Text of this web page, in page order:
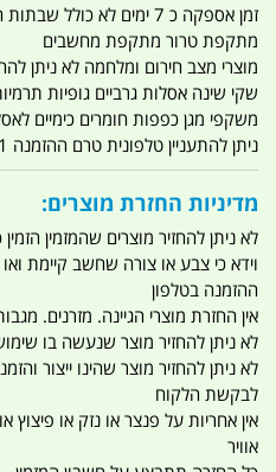
זמן אספקה כ 7 ימים לא
מתקפת טרור מתקפת מחשבים
מוצרי מצב חירום ומלחמה לא ניתן
שקי שינה אסלות גרביים גופיות
משקפי מגן כפפות חומרים כימיים
ניתן להתעניין טלפונית טרם ההזמנה 0523214741
מדיניות החזרת מוצרים:
לא ניתן להחזיר מוצרים שהמזמין
וידא כי צבע או צורה שחשב קיימת
ההזמנה בטלפון
אין החזרת מוצרי הגיינה. מזרנים.
לא ניתן להחזיר מוצר שנעשה בו
לא ניתן להחזיר מוצר שהינו ייצור
לבקשת הלקוח
אין אחריות על פנצר או נזק או פיצוץ
אוויר